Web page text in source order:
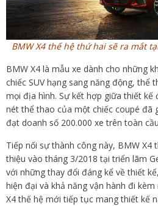
BMW X4 thế hệ thứ hai sẽ ra mắt
BMW X4 là mẫu xe dành cho những
chiếc SUV hạng sang năng động, thể
mọi địa hình. Sự kết hợp giữa thiết kế
nét thể thao của một chiếc coupé đã
đạt doanh số 200.000 xe trên toàn
Tiếp nối sự thành công này, BMW X4
thiệu vào tháng 3/2018 tại triển lãm
với những thay đổi đáng kể về thiết
hiện đại và khả năng vận hành đi
X4 thế hệ mới tiếp tục mang thiết kế